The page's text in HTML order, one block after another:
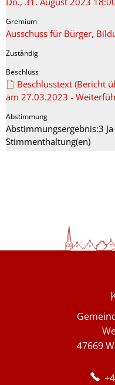
Ausschuss für Bürger,
Beschlusstext (Bericht
am 27.03.2023 -
Abstimmungsergebnis:3
Stimmenthaltung(en)
47669